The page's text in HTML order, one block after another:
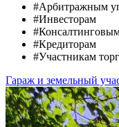
#Арбитражным
#Инвесторам
#Кредиторам
#Участникам
Гараж и земельный